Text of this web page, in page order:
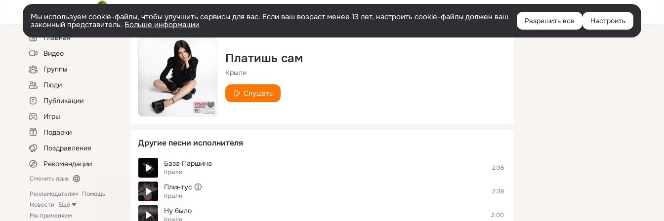
Войти
Мы используем cookie-файлы, чтобы улучшить сервисы для вас. Если ваш возраст менее 13 лет, настроить cookie-файлы должен ваш
законный представитель. Больше информации Разрешить все Настроить
Левая
колонкаГлавная
Видео
Группы
Люди
Публикации
Игры
Подарки
Поздравления
Рекомендации
Сменить язык
Рекламодателям Помощь
Новости Ещё
Мы применяем
Платишь сам
Крыли
Слушать
Другие песни исполнителя
База Паршина
Крыли
2:36
Плинтус
Крыли
2:38
Ну было 2:00